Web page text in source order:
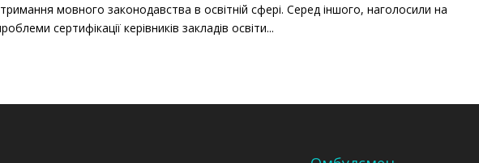
мовного законодавства в освітній сфері. Серед іншого, наголосили на
сертифікації керівників закладів освіти...